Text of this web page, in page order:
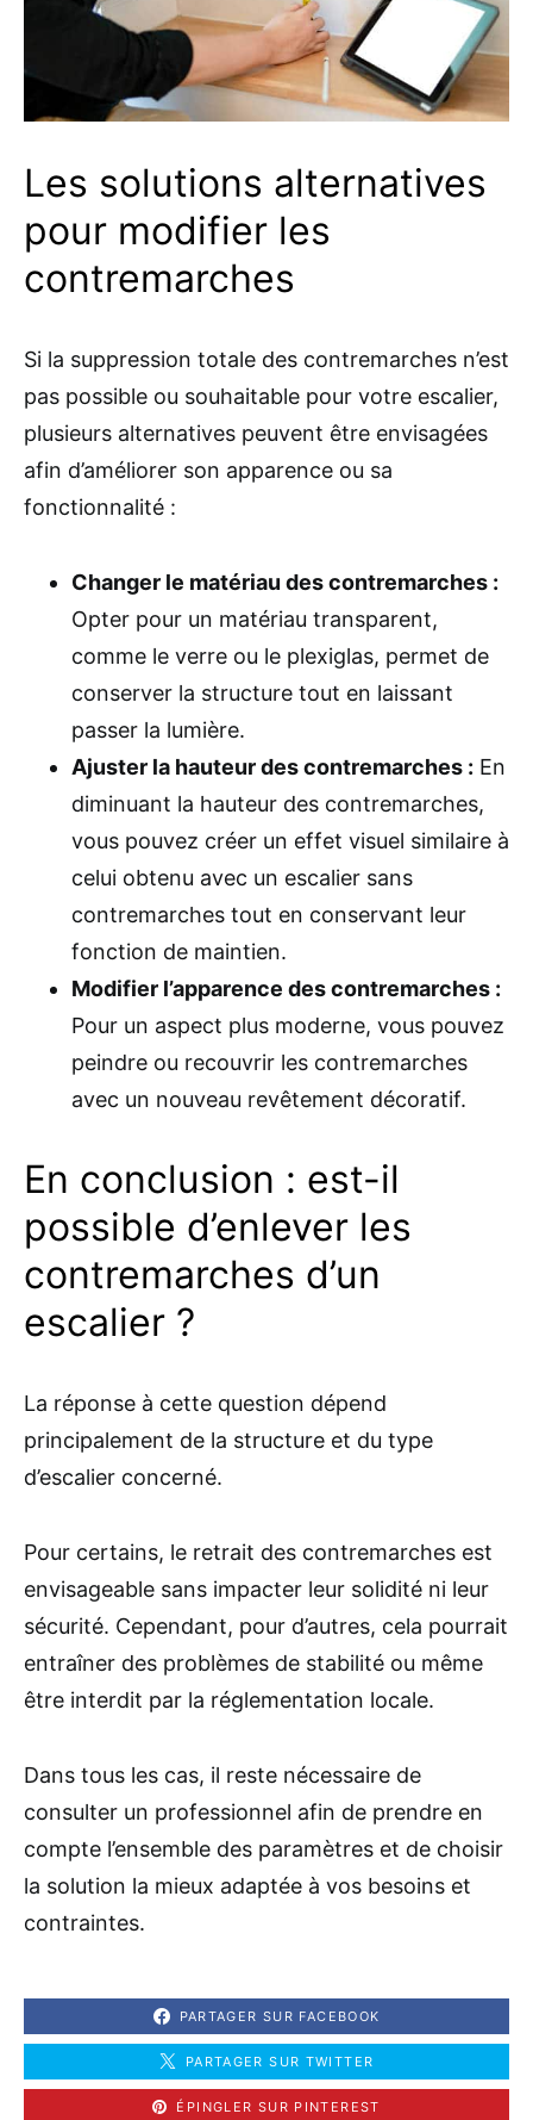
Les solutions alternatives
pour modifier les
contremarches
Si la suppression totale des contremarches n’est
pas possible ou souhaitable pour votre escalier,
plusieurs alternatives peuvent être envisagées
afin d’améliorer son apparence ou sa
fonctionnalité :
Changer le matériau des contremarches :
Opter pour un matériau transparent,
comme le verre ou le plexiglas, permet de
conserver la structure tout en laissant
passer la lumière.
Ajuster la hauteur des contremarches : En
diminuant la hauteur des contremarches,
vous pouvez créer un effet visuel similaire à
celui obtenu avec un escalier sans
contremarches tout en conservant leur
fonction de maintien.
Modifier l’apparence des contremarches :
Pour un aspect plus moderne, vous pouvez
peindre ou recouvrir les contremarches
avec un nouveau revêtement décoratif.
En conclusion : est-il
possible d’enlever les
contremarches d’un
escalier ?
La réponse à cette question dépend
principalement de la structure et du type
d’escalier concerné.
Pour certains, le retrait des contremarches est
envisageable sans impacter leur solidité ni leur
sécurité. Cependant, pour d’autres, cela pourrait
entraîner des problèmes de stabilité ou même
être interdit par la réglementation locale.
Dans tous les cas, il reste nécessaire de
consulter un professionnel afin de prendre en
compte l’ensemble des paramètres et de choisir
la solution la mieux adaptée à vos besoins et
contraintes.
PARTAGER SUR FACEBOOK
PARTAGER SUR TWITTER
ÉPINGLER SUR PINTEREST